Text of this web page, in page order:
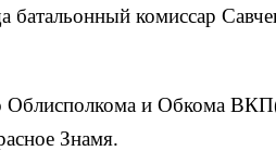
батальонный комиссар
Облисполкома и Обкома
Знамя.